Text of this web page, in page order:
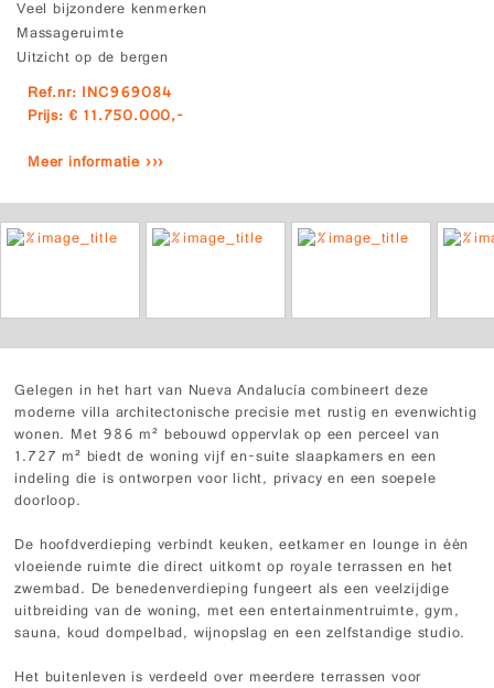
Veel bijzondere kenmerken
Massageruimte
Uitzicht op de bergen
Ref.nr: INC969084
Prijs: € 11.750.000,-
Meer informatie ›››
Gelegen in het hart van Nueva Andalucía combineert deze
moderne villa architectonische precisie met rustig en evenwichtig
wonen. Met 986 m² bebouwd oppervlak op een perceel van
1.727 m² biedt de woning vijf en-suite slaapkamers en een
indeling die is ontworpen voor licht, privacy en een soepele
doorloop.
De hoofdverdieping verbindt keuken, eetkamer en lounge in één
vloeiende ruimte die direct uitkomt op royale terrassen en het
zwembad. De benedenverdieping fungeert als een veelzijdige
uitbreiding van de woning, met een entertainmentruimte, gym,
sauna, koud dompelbad, wijnopslag en een zelfstandige studio.
Het buitenleven is verdeeld over meerdere terrassen voor